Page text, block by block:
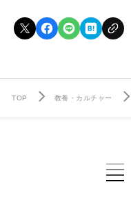
TOP 教養・カルチャー